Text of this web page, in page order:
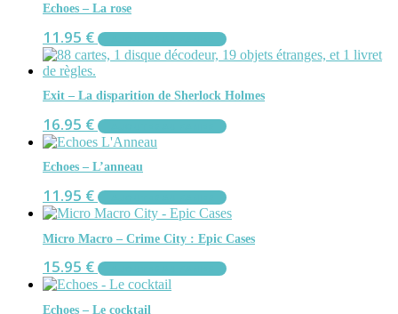
ancien
Echoes – La rose
11.95 €
Exit – La disparition de Sherlock Holmes
16.95 €
Echoes – L’anneau
11.95 €
Micro Macro – Crime City : Epic Cases
15.95 €
Echoes – Le cocktail